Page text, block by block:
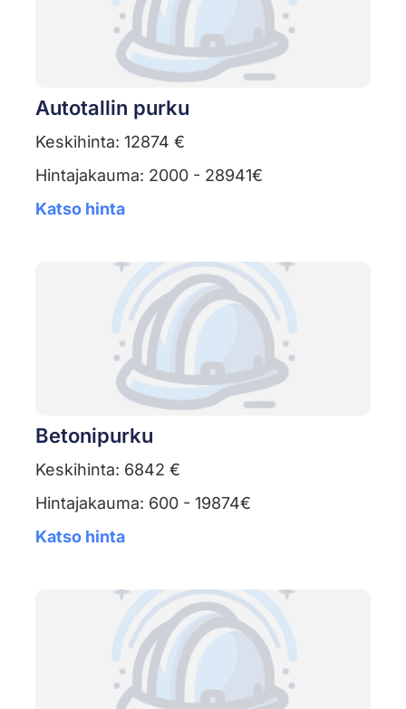
Autotallin purku
Keskihinta: 12874 €
Hintajakauma: 2000 - 28941€
Katso hinta
Betonipurku
Keskihinta: 6842 €
Hintajakauma: 600 - 19874€
Katso hinta